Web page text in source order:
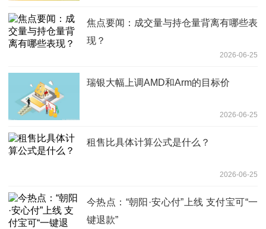
焦点要闻：成交量与持仓量背离有哪些表
现？
2026-06-25
瑞银大幅上调AMD和Arm的目标价
2026-06-25
租售比具体计算公式是什么？
2026-06-25
今热点：“朝阳·安心付”上线 支付宝可“一
键退款”